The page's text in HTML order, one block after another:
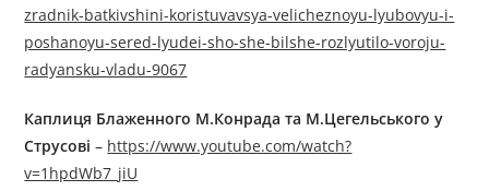
zradnik-batkivshini-koristuvavsya-velicheznoyu-lyubovyu-i-
poshanoyu-sered-lyudei-sho-she-bilshe-rozlyutilo-voroju-
radyansku-vladu-9067
Каплиця Блаженного М.Конрада та М.Цегельського у
Струсові – https://www.youtube.com/watch?
v=1hpdWb7_jiU